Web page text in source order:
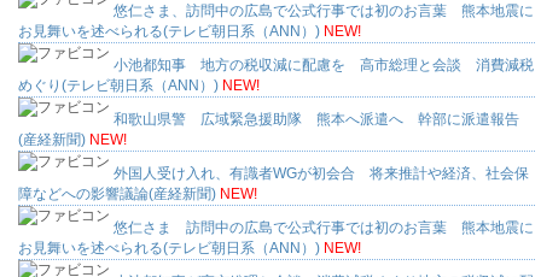
悠仁さま、訪問中の広島で公式行事では初のお言葉 熊本地震に
お見舞いを述べられる(テレビ朝日系（ANN）) NEW!
小池都知事 地方の税収減に配慮を 高市総理と会談 消費減税
めぐり(テレビ朝日系（ANN）) NEW!
和歌山県警 広域緊急援助隊 熊本へ派遣へ 幹部に派遣報告
(産経新聞) NEW!
外国人受け入れ、有識者WGが初会合 将来推計や経済、社会保
障などへの影響議論(産経新聞) NEW!
悠仁さま 訪問中の広島で公式行事では初のお言葉 熊本地震に
お見舞いを述べられる(テレビ朝日系（ANN）) NEW!